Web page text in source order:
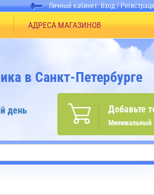
Личный кабинет:Вход/
АДРЕСА МАГАЗИНОВ
в Санкт-Петербурге
Добавьте
Минимальный
день